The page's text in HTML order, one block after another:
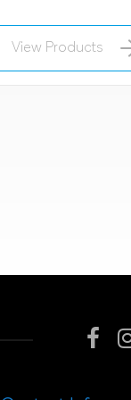
View Products